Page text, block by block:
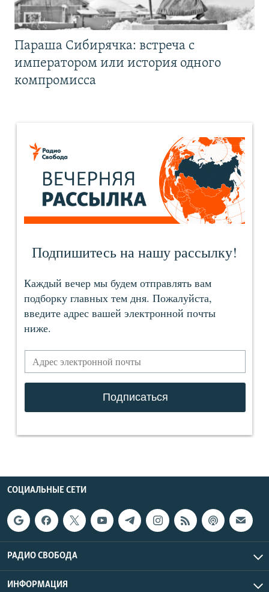
Параша Сибирячка: встреча с
императором или история одного
компромисса
СОЦИАЛЬНЫЕ СЕТИ
РАДИО СВОБОДА
ИНФОРМАЦИЯ